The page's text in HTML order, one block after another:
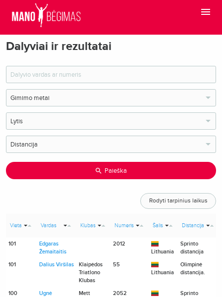
Dalyviai ir rezultatai
Paieška
Rodyti tarpinius laikus
Vieta Vardas Klubas Numeris Šalis Distancija
101
Edgaras
Žemaitaitis
2012
Lithuania
Sprinto
distancija
101 Dalius Viršilas
Klaipėdos
Triatlono
Klubas
55
Lithuania
Olimpinė
distancija.
100
Ugnė
Mett
2052
Sprinto